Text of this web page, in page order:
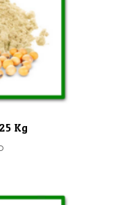
Kg